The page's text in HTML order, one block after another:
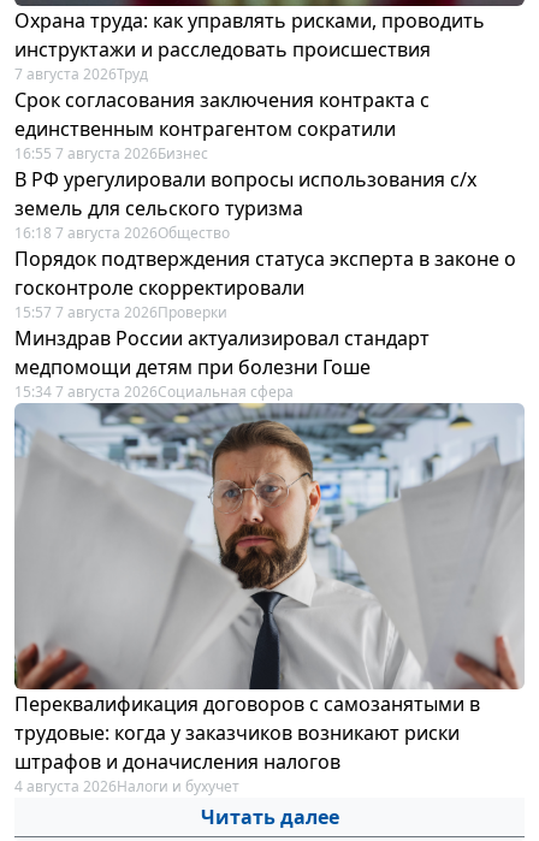
Охрана труда: как управлять рисками, проводить
инструктажи и расследовать происшествия
7 августа 2026Труд
Срок согласования заключения контракта с
единственным контрагентом сократили
16:55 7 августа 2026Бизнес
В РФ урегулировали вопросы использования с/х
земель для сельского туризма
16:18 7 августа 2026Общество
Порядок подтверждения статуса эксперта в законе о
госконтроле скорректировали
15:57 7 августа 2026Проверки
Минздрав России актуализировал стандарт
медпомощи детям при болезни Гоше
15:34 7 августа 2026Социальная сфера
Переквалификация договоров с самозанятыми в
трудовые: когда у заказчиков возникают риски
штрафов и доначисления налогов
4 августа 2026Налоги и бухучет
Читать далее